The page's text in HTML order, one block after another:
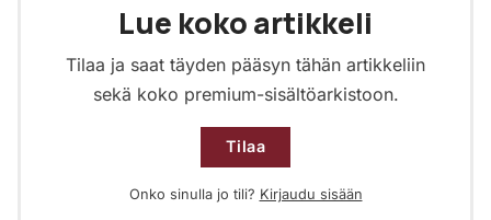
Lue koko artikkeli
Tilaa ja saat täyden pääsyn tähän artikkeliin
sekä koko premium-sisältöarkistoon.
Tilaa
Onko sinulla jo tili? Kirjaudu sisään